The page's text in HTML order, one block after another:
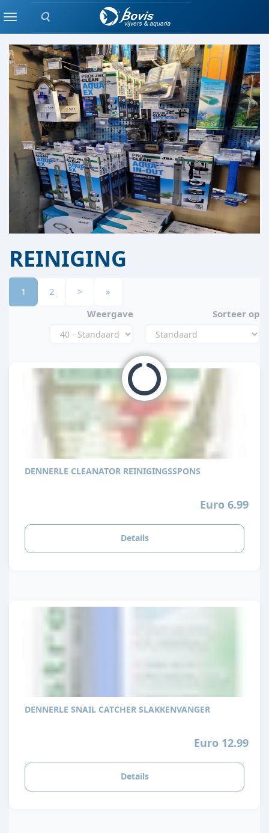
Zoeken
MenuAQUARIUM AFDELING
REINIGING
1 2 >
»
Weergave
Sorteer op
DENNERLE CLEANATOR REINIGINGSSPONS
Euro 6.99
Details
DENNERLE SNAIL CATCHER SLAKKENVANGER
Euro 12.99
Details